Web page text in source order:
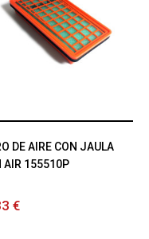
DE AIRE CON JAULA
AIR 155510P
€